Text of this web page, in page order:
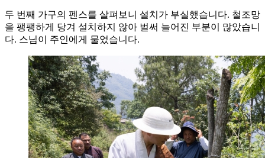
두 번째 가구의 펜스를 살펴보니 설치가 부실했습니다. 철조망
을 팽팽하게 당겨 설치하지 않아 벌써 늘어진 부분이 많았습니
다. 스님이 주인에게 물었습니다.